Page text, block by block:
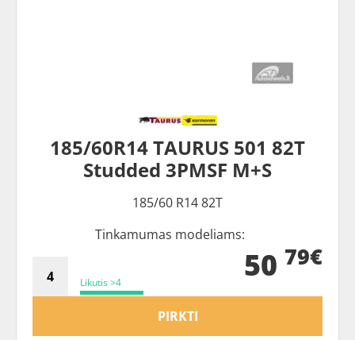
185/60R14 TAURUS 501 82T
Studded 3PMSF M+S
185/60 R14 82T
Tinkamumas modeliams:
Likutis >4 50 79€
PIRKTI